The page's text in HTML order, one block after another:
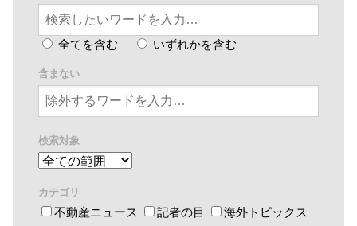
全てを含む いずれかを含む
含まない
検索対象
カテゴリ
不動産ニュース 記者の目 海外トピックス